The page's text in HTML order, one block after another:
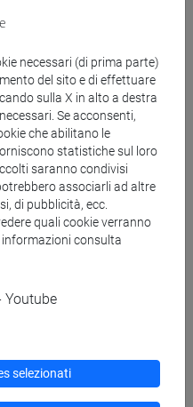
DELLE ARTI E
- Laurea
arti e della cultura
ITALIANA -
ALL'ETÀ
magistrale
E CONSERVAZIONE
moderno
necessari (di prima parte)
del sito e di effettuare
sulla X in alto a destra
Se acconsenti,
che abilitano le
statistiche sul loro
saranno condivisi
associarli ad altre
di pubblicità, ecc.
quali cookie verranno
consulta
Youtube
selezionati